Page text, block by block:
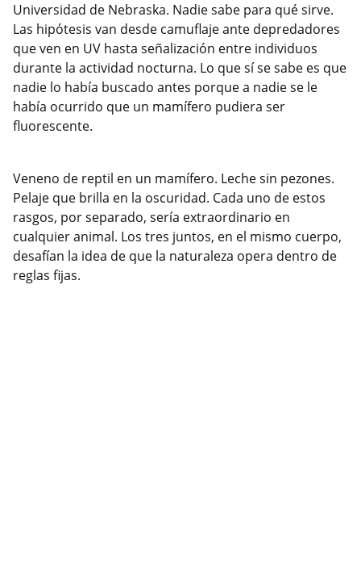
Universidad de Nebraska. Nadie sabe para qué sirve.
Las hipótesis van desde camuflaje ante depredadores
que ven en UV hasta señalización entre individuos
durante la actividad nocturna. Lo que sí se sabe es que
nadie lo había buscado antes porque a nadie se le
había ocurrido que un mamífero pudiera ser
fluorescente.
Veneno de reptil en un mamífero. Leche sin pezones.
Pelaje que brilla en la oscuridad. Cada uno de estos
rasgos, por separado, sería extraordinario en
cualquier animal. Los tres juntos, en el mismo cuerpo,
desafían la idea de que la naturaleza opera dentro de
reglas fijas.